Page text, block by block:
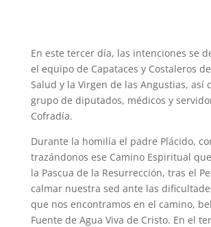
En este tercer día, las intenciones se
el equipo de Capataces y Costaleros
Salud y la Virgen de las Angustias, así
grupo de diputados, médicos y
Cofradía.
Durante la homilía el padre Plácido,
trazándonos ese Camino Espiritual
la Pascua de la Resurrección, tras el
calmar nuestra sed ante las
que nos encontramos en el camino,
Fuente de Agua Viva de Cristo. En el